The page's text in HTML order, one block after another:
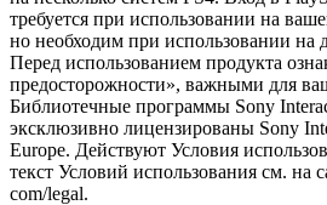
требуется при использовании на
но необходим при использовании на
Перед использованием продукта
предосторожности», важными для
Библиотечные программы Sony
эксклюзивно лицензированы Sony
Europe. Действуют Условия
текст Условий использования см. на
com/legal.